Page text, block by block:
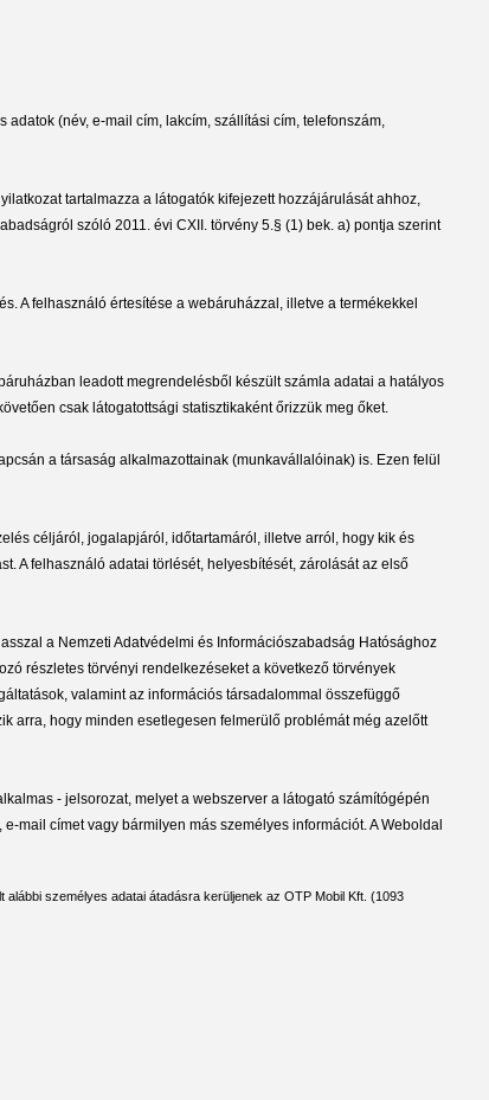
(név, e-mail cím, lakcím, szállítási cím, telefonszám,
tartalmazza a látogatók kifejezett hozzájárulását ahhoz,
szóló 2011. évi CXII. törvény 5.§ (1) bek. a) pontja szerint
A felhasználó értesítése a webáruházzal, illetve a termékekkel
leadott megrendelésből készült számla adatai a hatályos
csak látogatottsági statisztikaként őrizzük meg őket.
a társaság alkalmazottainak (munkavállalóinak) is. Ezen felül
céljáról, jogalapjáról, időtartamáról, illetve arról, hogy kik és
A felhasználó adatai törlését, helyesbítését, zárolását az első
a Nemzeti Adatvédelmi és Információszabadság Hatósághoz
részletes törvényi rendelkezéseket a következő törvények
valamint az információs társadalommal összefüggő
arra, hogy minden esetlegesen felmerülő problémát még azelőtt
- jelsorozat, melyet a webszerver a látogató számítógépén
mail címet vagy bármilyen más személyes információt. A Weboldal
alábbi személyes adatai átadásra kerüljenek az OTP Mobil Kft. (1093